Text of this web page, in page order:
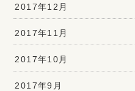
2017年12月
2017年11月
2017年10月
2017年9月